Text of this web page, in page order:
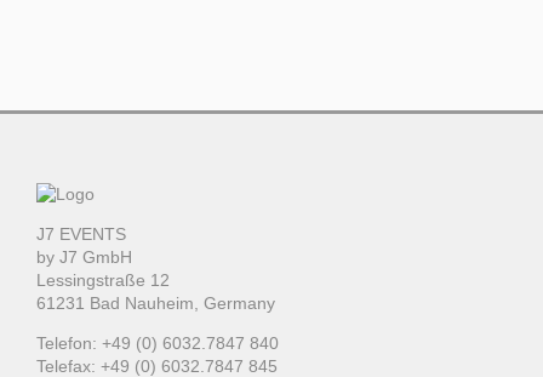
J7 EVENTS
by J7 GmbH
Lessingstraße 12
61231 Bad Nauheim, Germany
Telefon: +49 (0) 6032.7847 840
Telefax: +49 (0) 6032.7847 845